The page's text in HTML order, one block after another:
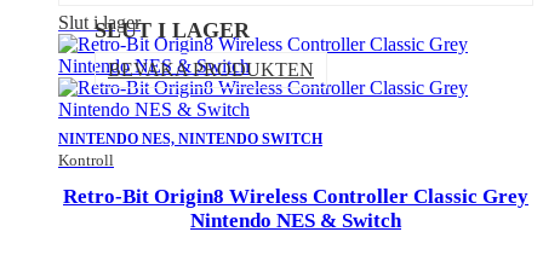
Slut i lager
NINTENDO NES, NINTENDO SWITCH
Kontroll
SLUT I LAGER
BEVAKA PRODUKTEN
Retro-Bit Origin8 Wireless Controller Classic Grey
Nintendo NES & Switch